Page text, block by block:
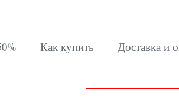
Как купить Доставка и